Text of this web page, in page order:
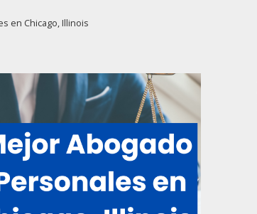
en Chicago, Illinois